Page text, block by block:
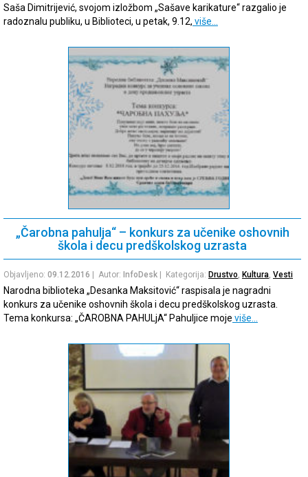
Saša Dimitrijević, svojom izložbom „Sašave karikature“ razgalio je
radoznalu publiku, u Biblioteci, u petak, 9.12, više…
„Čarobna pahulja“ – konkurs za učenike oshovnih
škola i decu predškolskog uzrasta
Objavljeno: 09.12.2016 | Autor: InfoDesk | Kategorija: Drustvo Kultura Vesti
Narodna biblioteka „Desanka Maksitović“ raspisala je nagradni
konkurs za učenike oshovnih škola i decu predškolskog uzrasta.
Tema konkursa: „ČAROBNA PAHULjA“ Pahuljice moje više…